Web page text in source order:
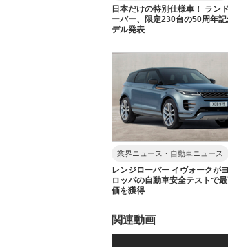
日本だけの特別仕様車！ ラン
ーバー、限定230台の50周年
デル発表
業界ニュース・自動車ニュース
レンジローバー イヴォークが
ロッパの自動車安全テストで
価を獲得
関連動画